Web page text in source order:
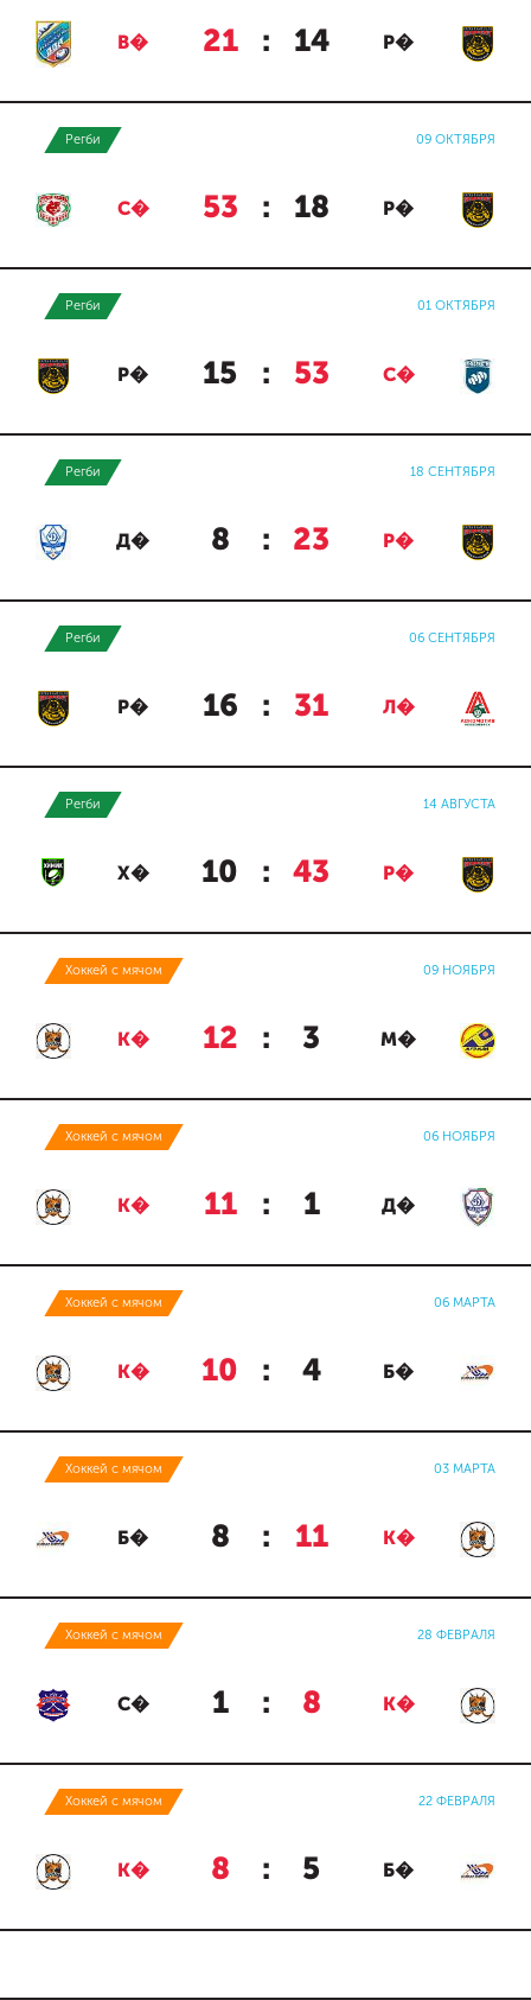
В� 21 : 14 Р�
Регби 09 ОКТЯБРЯ
С� 53 : 18 Р�
Регби 01 ОКТЯБРЯ
Р� 15 : 53 С�
Регби 18 СЕНТЯБРЯ
Д� 8 : 23 Р�
Регби 06 СЕНТЯБРЯ
Р� 16 : 31 Л�
Регби 14 АВГУСТА
Х� 10 : 43 Р�
Хоккей с мячом 09 НОЯБРЯ
К� 12 : 3 М�
Хоккей с мячом 06 НОЯБРЯ
К� 11 : 1 Д�
Хоккей с мячом 06 МАРТА
К� 10 : 4 Б�
Хоккей с мячом 03 МАРТА
Б� 8 : 11 К�
Хоккей с мячом 28 ФЕВРАЛЯ
С� 1 : 8 К�
Хоккей с мячом 22 ФЕВРАЛЯ
К� 8 : 5 Б�